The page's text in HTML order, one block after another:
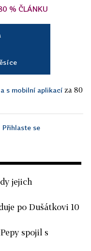
% ČLÁNKU
s mobilní aplikací za 80
Přihlaste se
jejich
po Dušátkovi 10
spojil s